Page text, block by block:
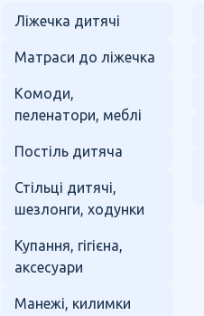
Ліжечка дитячі
Матраси до ліжечка
Комоди,
пеленатори, меблі
Постіль дитяча
Стільці дитячі,
шезлонги, ходунки
Купання, гігієна,
аксесуари
Манежі, килимки